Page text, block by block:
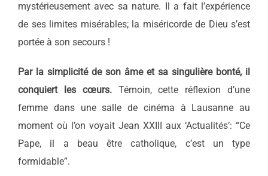
mystérieusement avec sa nature. Il a fait l’expérience
de ses limites misérables; la miséricorde de Dieu s’est
portée à son secours !
Par la simplicité de son âme et sa singulière bonté, il
conquiert les cœurs.Témoin, cette réflexion d’une
femme dans une salle de cinéma à Lausanne au
moment où l’on voyait Jean XXIII aux ‘Actualités’: “Ce
Pape, il a beau être catholique, c’est un type
formidable”.